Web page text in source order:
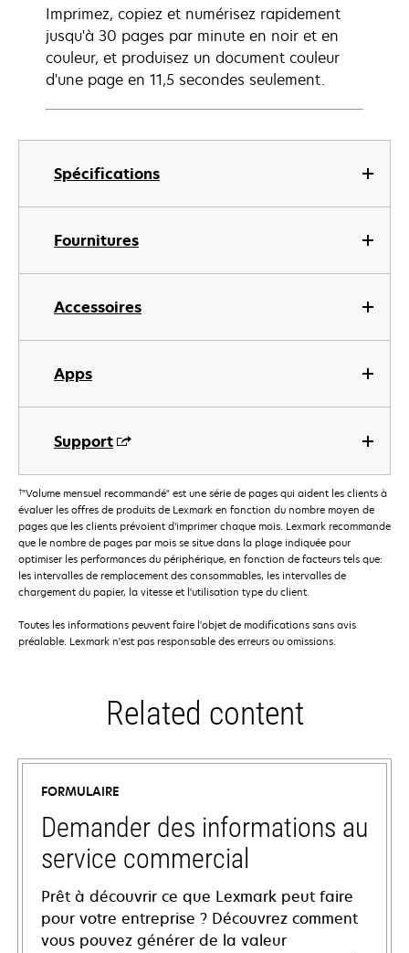
Spécifications
Fournitures
Accessoires
Apps
Support
Imprimez, copiez et numérisez rapidement
jusqu'à 30 pages par minute en noir et en
couleur, et produisez un document couleur
d'une page en 11,5 secondes seulement.
†"Volume mensuel recommandé" est une série de pages qui aident les clients à
évaluer les offres de produits de Lexmark en fonction du nombre moyen de
pages que les clients prévoient d’imprimer chaque mois. Lexmark recommande
que le nombre de pages par mois se situe dans la plage indiquée pour
optimiser les performances du périphérique, en fonction de facteurs tels que:
les intervalles de remplacement des consommables, les intervalles de
chargement du papier, la vitesse et l'utilisation type du client.
Toutes les informations peuvent faire l'objet de modifications sans avis
préalable. Lexmark n'est pas responsable des erreurs ou omissions.
Related content
FORMULAIRE
Demander des informations au
service commercial
Prêt à découvrir ce que Lexmark peut faire
pour votre entreprise ? Découvrez comment
vous pouvez générer de la valeur